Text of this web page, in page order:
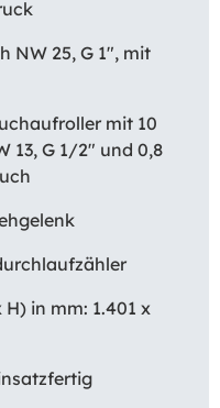
NW 25, G 1″, mit
mit 10
13, G 1/2″ und 0,8
H) in mm: 1.401 x